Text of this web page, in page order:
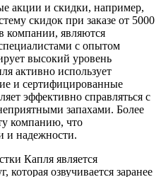
акции и скидки, например,
скидок при заказе от 5000
компании, являются
с опытом
высокий уровень
активно использует
и сертифицированные
эффективно справляться с
запахами. Более
компанию, что
и надежности.
Капля является
которая озвучивается заранее